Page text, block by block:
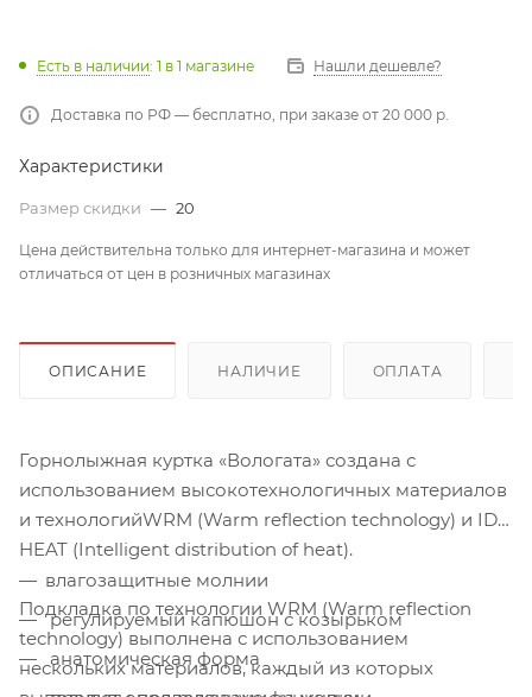
Есть в наличии: 1 в 1 магазине Нашли дешевле?
Доставка по РФ — бесплатно, при заказе от 20 000 р.
Характеристики
Размер скидки — 20
Цена действительна только для интернет-магазина и может
отличаться от цен в розничных магазинах
ОПИСАНИЕ НАЛИЧИЕ ОПЛАТА
Горнолыжная куртка «Вологата» создана с
использованием высокотехнологичных материалов
и технологийWRM (Warm reflection technology) и ID
HEAT (Intelligent distribution of heat).
Подкладка по технологии WRM (Warm reflection
technology) выполнена с использованием
нескольких материалов, каждый из которых
влагозащитные молнии
регулируемый капюшон с козырьком
анатомическая форма